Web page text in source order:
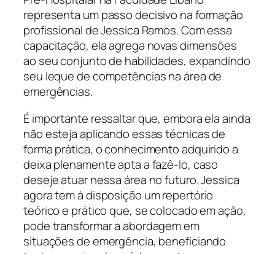
representa um passo decisivo na formação
profissional de Jessica Ramos. Com essa
capacitação, ela agrega novas dimensões
ao seu conjunto de habilidades, expandindo
seu leque de competências na área de
emergências.
É importante ressaltar que, embora ela ainda
não esteja aplicando essas técnicas de
forma prática, o conhecimento adquirido a
deixa plenamente apta a fazê-lo, caso
deseje atuar nessa área no futuro. Jessica
agora tem à disposição um repertório
teórico e prático que, se colocado em ação,
pode transformar a abordagem em
situações de emergência, beneficiando